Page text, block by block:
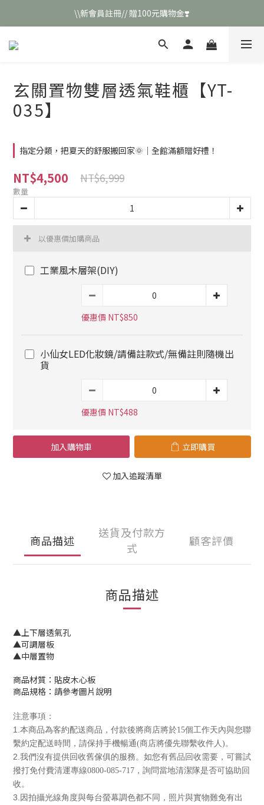
\\新會員註冊// 贈100元購物金❣️
\\新會員註冊// 贈100元購物金❣️
LINE好友招募\\ 回答數字 領取50元折扣碼 //
玄關置物雙層透氣鞋櫃【YT-
035】
指定分類，把夏天的舒服搬回家🌞｜全館滿額贈好禮！
NT$4,500 NT$6,999
數量
以優惠價加購商品
工業風木層架(DIY)
優惠價 NT$850
小仙女LED化妝鏡/請備註款式/無備註則隨機出
貨
優惠價 NT$488
加入購物車 立即購買
加入追蹤清單
商品描述
送貨及付款方
式
顧客評價
商品描述
▲上下層透氣孔
▲可調層板
▲中層置物
商品材質：貼皮木心板
商品規格：請參考圖片說明
注意事項：
1.本商品為客約配送商品 ，付款後將商店將於15個工作天內與您聯
繫約定配送時間 ，請保持手機暢通(商店將優先聯繫收件人)。
2.我們沒有提供回收舊傢俱的服務。如您有舊品回收需要 ，可嘗試
撥打免付費清運專線0800-085-717 ，詢問當地清潔隊是否可協助回
收。
3. 因拍攝光線角度與每台螢幕調色都不同，照片與實物難免有出